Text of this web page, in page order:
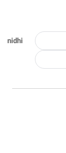
nidhi